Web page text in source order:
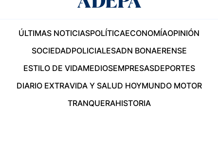
ÚLTIMAS NOTICIASPOLÍTICAECONOMÍAOPINIÓN
SOCIEDADPOLICIALESADN BONAERENSE
ESTILO DE VIDAMEDIOSEMPRESASDEPORTES
DIARIO EXTRAVIDA Y SALUD HOYMUNDO MOTOR
TRANQUERAHISTORIA